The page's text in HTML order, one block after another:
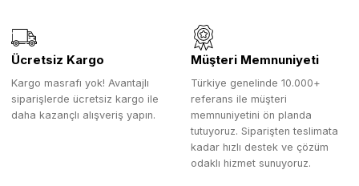
Ücretsiz Kargo
Kargo masrafı yok! Avantajlı
siparişlerde ücretsiz kargo ile
daha kazançlı alışveriş yapın.
Müşteri Memnuniyeti
Türkiye genelinde 10.000+
referans ile müşteri
memnuniyetini ön planda
tutuyoruz. Siparişten teslimata
kadar hızlı destek ve çözüm
odaklı hizmet sunuyoruz.